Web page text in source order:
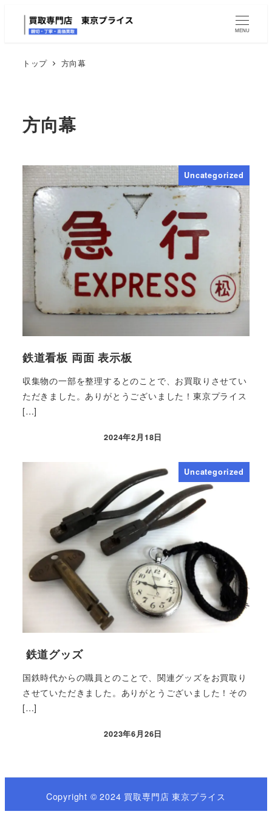
MENU
トップ 方向幕
方向幕
Uncategorized
鉄道看板 両面 表示板
収集物の一部を整理するとのことで、お買取りさせてい
ただきました。ありがとうございました！東京プライス
[…]
2024年2月18日
Uncategorized
鉄道グッズ
国鉄時代からの職員とのことで、関連グッズをお買取り
させていただきました。ありがとうございました！その
[…]
2023年6月26日
Copyright © 2024 買取専門店 東京プライス